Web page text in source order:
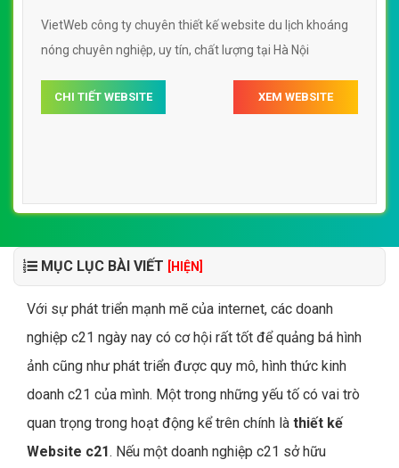
VietWeb công ty chuyên thiết kế website du lịch khoáng
nóng chuyên nghiệp, uy tín, chất lượng tại Hà Nội
CHI TIẾT WEBSITE XEM WEBSITE
MỤC LỤC BÀI VIẾT [HIỆN]
Với sự phát triển mạnh mẽ của internet, các doanh
nghiệp c21 ngày nay có cơ hội rất tốt để quảng bá hình
ảnh cũng như phát triển được quy mô, hình thức kinh
doanh c21 của mình. Một trong những yếu tố có vai trò
quan trọng trong hoạt động kể trên chính là thiết kế
Website c21. Nếu một doanh nghiệp c21 sở hữu